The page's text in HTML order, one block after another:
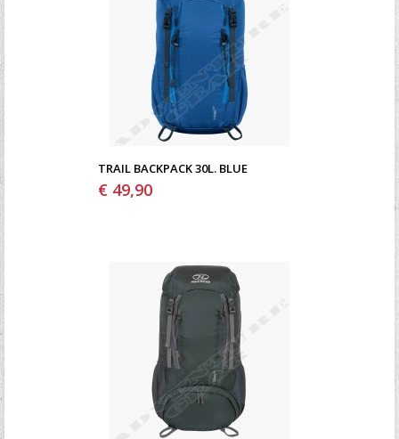
TRAIL BACKPACK 30L. BLUE
€ 49,90